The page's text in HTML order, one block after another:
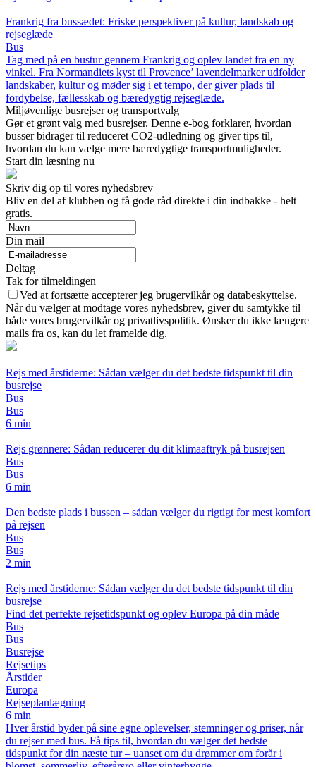
Frankrig fra bussædet: Friske perspektiver på kultur, landskab og
rejseglæde
Bus
Tag med på en bustur gennem Frankrig og oplev landet fra en ny
vinkel. Fra Normandiets kyst til Provence’ lavendelmarker udfolder
landskaber, kultur og møder sig i et tempo, der giver plads til
fordybelse, fællesskab og bæredygtig rejseglæde.
Miljøvenlige busrejser og transportvalg
Gør et grønt valg med busrejser. Denne e-bog forklarer, hvordan
busser bidrager til reduceret CO2-udledning og giver tips til,
hvordan du kan vælge mere bæredygtige transportmuligheder.
Start din læsning nu
Skriv dig op til vores nyhedsbrev
Bliv en del af klubben og få gode råd direkte i din indbakke - helt
gratis.
Din mail
Deltag
Tak for tilmeldingen
Ved at fortsætte accepterer jeg brugervilkår og databeskyttelse.
Når du vælger at modtage vores nyhedsbrev, giver du samtykke til
både vores brugervilkår og privatlivspolitik. Ønsker du ikke længere
mails fra os, kan du let framelde dig.
Rejs med årstiderne: Sådan vælger du det bedste tidspunkt til din
busrejse
Bus
Bus
6 min
Rejs grønnere: Sådan reducerer du dit klimaaftryk på busrejsen
Bus
Bus
6 min
Den bedste plads i bussen – sådan vælger du rigtigt for mest komfort
på rejsen
Bus
Bus
2 min
Rejs med årstiderne: Sådan vælger du det bedste tidspunkt til din
busrejse
Find det perfekte rejsetidspunkt og oplev Europa på din måde
Bus
Bus
Busrejse
Rejsetips
Årstider
Europa
Rejseplanlægning
6 min
Hver årstid byder på sine egne oplevelser, stemninger og priser, når
du rejser med bus. Få tips til, hvordan du vælger det bedste
tidspunkt for din næste tur – uanset om du drømmer om forår i